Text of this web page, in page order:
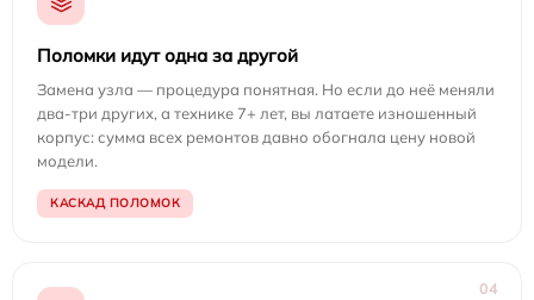
Поломки идут одна за другой
Замена узла — процедура понятная. Но если до неё меняли
два-три других, а технике 7+ лет, вы латаете изношенный
корпус: сумма всех ремонтов давно обогнала цену новой
модели.
КАСКАД ПОЛОМОК
04